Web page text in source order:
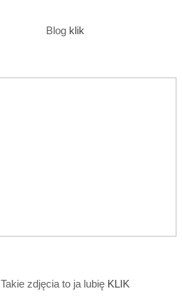
Blog klik
Takie zdjęcia to ja lubię KLIK